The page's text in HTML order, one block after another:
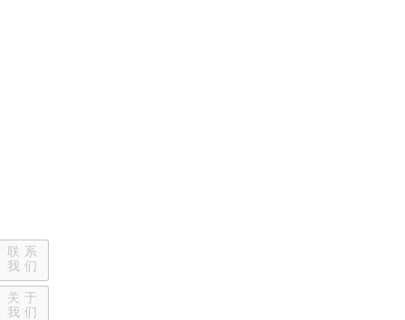
联系
我们
关于
我们